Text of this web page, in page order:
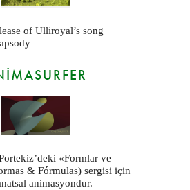
of Ulliroyal’s song
«Formlar ve
& Fórmulas) sergisi için
animasyondur.